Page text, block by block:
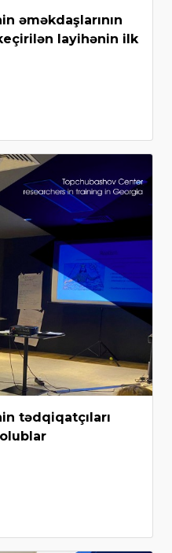
əməkdaşlarının
layihənin ilk
tədqiqatçıları